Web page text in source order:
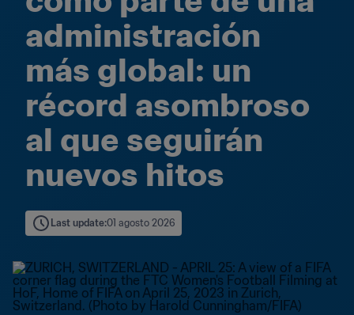
administración
más global: un
récord asombroso
al que seguirán
nuevos hitos
Last update:01 agosto 2026